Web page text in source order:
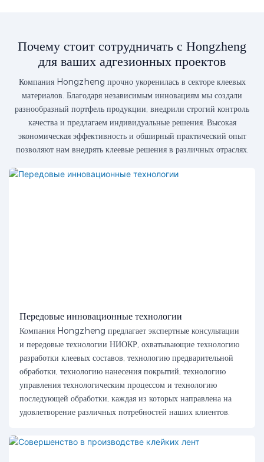
Почему стоит сотрудничать с Hongzheng
для ваших адгезионных проектов
Компания Hongzheng прочно укоренилась в секторе клеевых
материалов. Благодаря независимым инновациям мы создали
разнообразный портфель продукции, внедрили строгий контроль
качества и предлагаем индивидуальные решения. Высокая
экономическая эффективность и обширный практический опыт
позволяют нам внедрять клеевые решения в различных отраслях.
Передовые инновационные технологии
Компания Hongzheng предлагает экспертные консультации
и передовые технологии НИОКР, охватывающие технологию
разработки клеевых составов, технологию предварительной
обработки, технологию нанесения покрытий, технологию
управления технологическим процессом и технологию
последующей обработки, каждая из которых направлена ​​на
удовлетворение различных потребностей наших клиентов.